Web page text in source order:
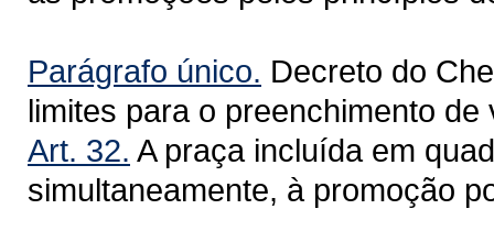
Parágrafo único. Decreto do
limites para o preenchimento
Art. 32. A praça incluída em
simultaneamente, à promoção